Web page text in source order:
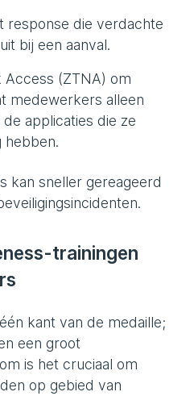
response die verdachte
bij een aanval.
(ZTNA) om
medewerkers alleen
applicaties die ze
hebben.
kan sneller gereageerd
trainingen
kant van de medaille;
een groot
is het cruciaal om
op gebied van